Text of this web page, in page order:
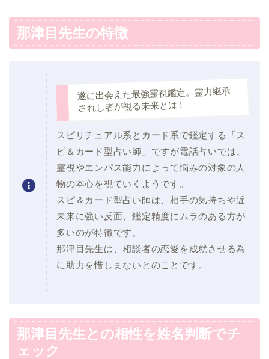
那津目先生の特徴
遂に出会えた最強霊視鑑定。霊力継承
されし者が視る未来とは！
スピリチュアル系とカード系で鑑定する「ス
ピ＆カード型占い師」ですが電話占いでは、
霊視やエンパス能力によって悩みの対象の人
物の本心を視ていくようです。
スピ＆カード型占い師は、相手の気持ちや近
未来に強い反面、鑑定精度にムラのある方が
多いのが特徴です。
那津目先生は、相談者の恋愛を成就させる為
に助力を惜しまないとのことです。
那津目先生との相性を姓名判断でチ
ェック